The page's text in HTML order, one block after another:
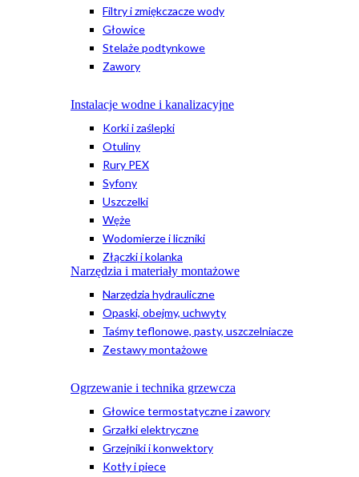
Filtry i zmiękczacze wody
Głowice
Stelaże podtynkowe
Zawory
Instalacje wodne i kanalizacyjne
Korki i zaślepki
Otuliny
Rury PEX
Syfony
Uszczelki
Węże
Wodomierze i liczniki
Złączki i kolanka
Narzędzia i materiały montażowe
Narzędzia hydrauliczne
Opaski, obejmy, uchwyty
Taśmy teflonowe, pasty, uszczelniacze
Zestawy montażowe
Ogrzewanie i technika grzewcza
Głowice termostatyczne i zawory
Grzałki elektryczne
Grzejniki i konwektory
Kotły i piece